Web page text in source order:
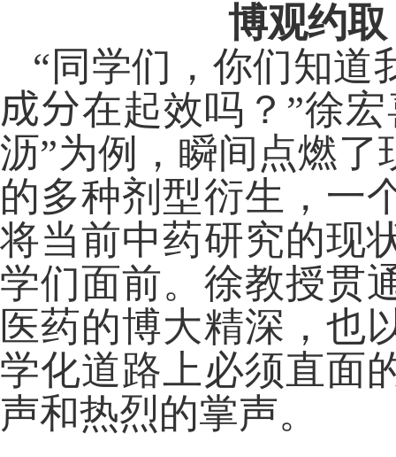
博观约
“ 同学们，你们知道
成分在起效吗？”徐
沥”为例，瞬间点燃了
的多种剂型衍生，一
将当前中药研究的现
学们面前。徐教授贯
医药的博大精深，也
学化道路上必须直面
声和热烈的掌声。